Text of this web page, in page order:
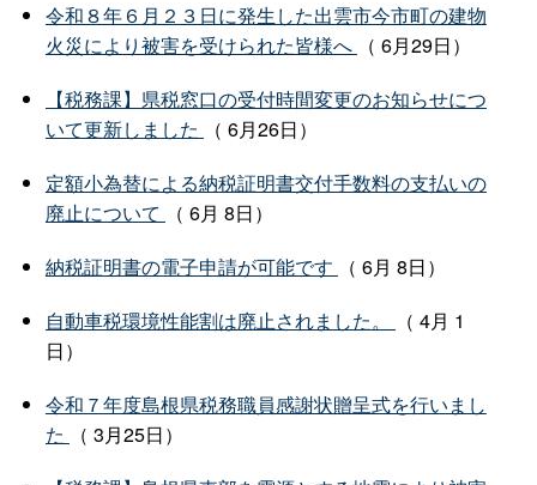
令和８年６月２３日に発生した出雲市今市町の建物
火災により被害を受けられた皆様へ
（ 6月29日）
【税務課】県税窓口の受付時間変更のお知らせにつ
いて更新しました
（ 6月26日）
定額小為替による納税証明書交付手数料の支払いの
廃止について
（ 6月 8日）
納税証明書の電子申請が可能です
（ 6月 8日）
自動車税環境性能割は廃止されました。
（ 4月 1
日）
令和７年度島根県税務職員感謝状贈呈式を行いまし
た
（ 3月25日）